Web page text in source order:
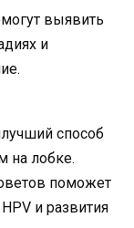
выявить
и
способ
на лобке.
поможет
и развития